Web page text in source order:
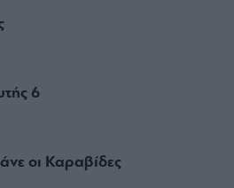
6
οι Καραβίδες